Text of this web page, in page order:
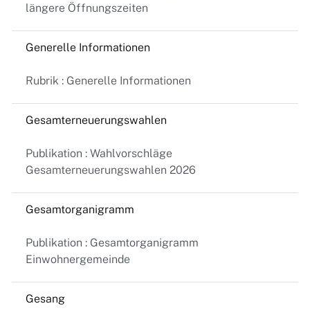
längere Öffnungszeiten
Generelle Informationen
Rubrik : Generelle Informationen
Gesamterneuerungswahlen
Publikation : Wahlvorschläge
Gesamterneuerungswahlen 2026
Gesamtorganigramm
Publikation : Gesamtorganigramm
Einwohnergemeinde
Gesang